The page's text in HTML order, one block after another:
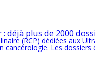
déjà plus de 2000
(RCP) dédiées aux
cancérologie. Les